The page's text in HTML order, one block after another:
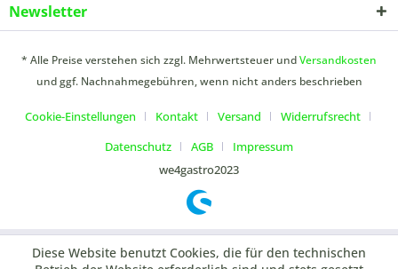
Newsletter
* Alle Preise verstehen sich zzgl. Mehrwertsteuer undVersandkosten
und ggf. Nachnahmegebühren, wenn nicht anders beschrieben
Cookie-Einstellungen Kontakt Versand
Widerrufsrecht
Datenschutz
AGB
Impressum
we4gastro2023
Diese Website benutzt Cookies, die für den technischen